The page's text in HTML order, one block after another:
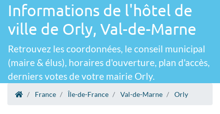
Informations de l'hôtel de
ville de Orly, Val-de-Marne
Retrouvez les coordonnées, le conseil municipal
(maire & élus), horaires d'ouverture, plan d'accès,
derniers votes de votre mairie Orly.
France Île-de-France Val-de-Marne Orly